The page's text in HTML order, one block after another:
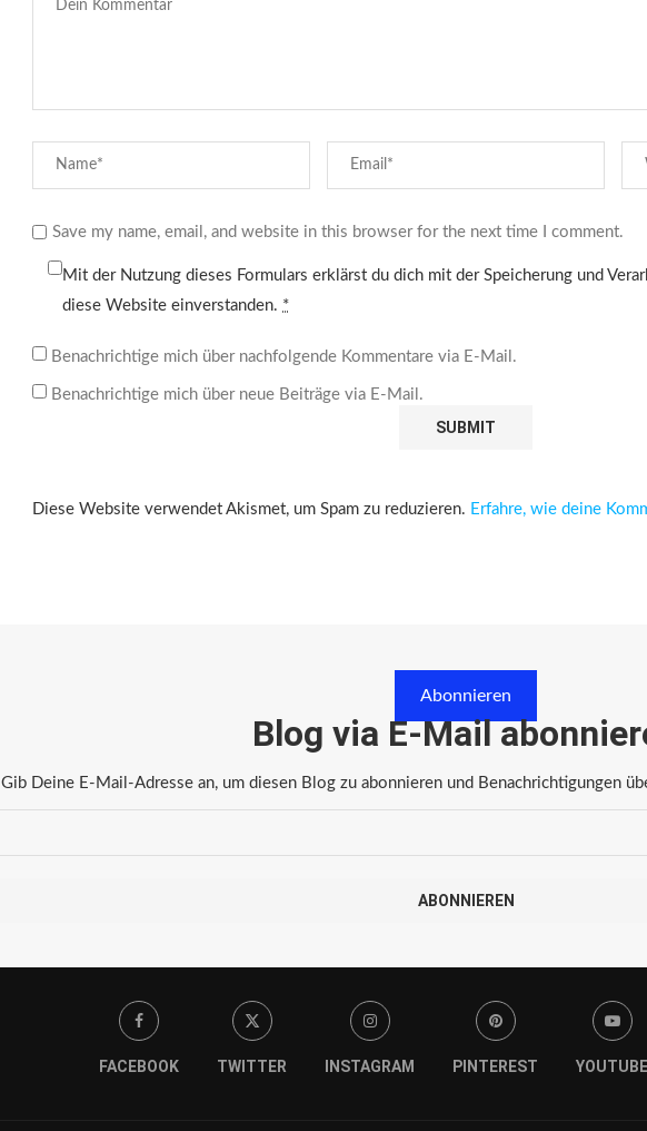
Save my name, email, and website in this browser for the next time I comment.
Mit der Nutzung dieses Formulars erklärst du dich mit der Speicherung und
diese Website einverstanden. *
Benachrichtige mich über nachfolgende Kommentare via E-Mail.
Benachrichtige mich über neue Beiträge via E-Mail.
Diese Website verwendet Akismet, um Spam zu reduzieren. Erfahre, wie deine
Abonnieren
Blog via E-Mail
Gib Deine E-Mail-Adresse an, um diesen Blog zu abonnieren und Benachrichtigungen
ABONNIEREN
FACEBOOK TWITTER INSTAGRAM PINTEREST YOUTUBE